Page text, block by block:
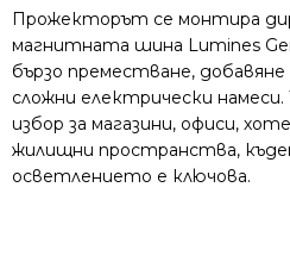
Прожекторът се монтира
магнитната шина Lumines
бързо преместване,
сложни електрически
избор за магазини, офиси,
жилищни пространства,
осветлението е ключова.